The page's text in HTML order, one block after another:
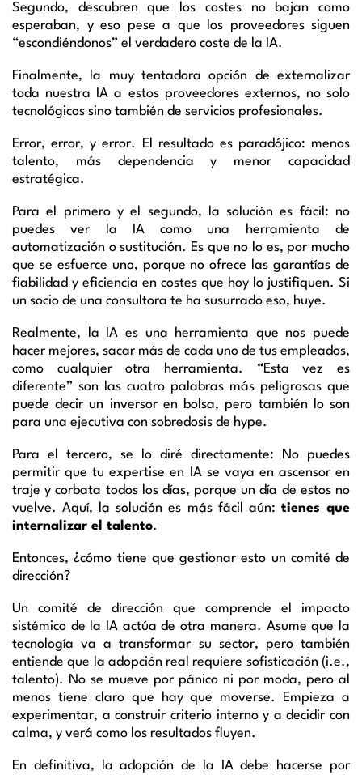
Segundo, descubren que los costes no bajan como
esperaban, y eso pese a que los proveedores siguen
“escondiéndonos” el verdadero coste de la IA.
Finalmente, la muy tentadora opción de externalizar
toda nuestra IA a estos proveedores externos, no solo
tecnológicos sino también de servicios profesionales.
Error, error, y error. El resultado es paradójico: menos
talento, más dependencia y menor capacidad
estratégica.
Para el primero y el segundo, la solución es fácil: no
puedes ver la IA como una herramienta de
automatización o sustitución. Es que no lo es, por mucho
que se esfuerce uno, porque no ofrece las garantías de
fiabilidad y eficiencia en costes que hoy lo justifiquen. Si
un socio de una consultora te ha susurrado eso, huye.
Realmente, la IA es una herramienta que nos puede
hacer mejores, sacar más de cada uno de tus empleados,
como cualquier otra herramienta. “Esta vez es
diferente” son las cuatro palabras más peligrosas que
puede decir un inversor en bolsa, pero también lo son
para una ejecutiva con sobredosis de hype.
Para el tercero, se lo diré directamente: No puedes
permitir que tu expertise en IA se vaya en ascensor en
traje y corbata todos los días, porque un día de estos no
vuelve. Aquí, la solución es más fácil aún: tienes que
internalizar el talento.
Entonces, ¿cómo tiene que gestionar esto un comité de
dirección?
Un comité de dirección que comprende el impacto
sistémico de la IA actúa de otra manera. Asume que la
tecnología va a transformar su sector, pero también
entiende que la adopción real requiere sofisticación (i.e.,
talento). No se mueve por pánico ni por moda, pero al
menos tiene claro que hay que moverse. Empieza a
experimentar, a construir criterio interno y a decidir con
calma, y verá como los resultados fluyen.
En definitiva, la adopción de la IA debe hacerse por